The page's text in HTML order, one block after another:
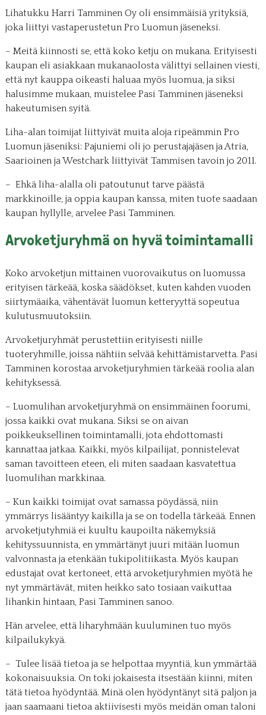
Lihatukku Harri Tamminen Oy oli ensimmäisiä yrityksiä,
joka liittyi vastaperustetun Pro Luomun jäseneksi.
– Meitä kiinnosti se, että koko ketju on mukana. Erityisesti
kaupan eli asiakkaan mukanaolosta välittyi sellainen viesti,
että nyt kauppa oikeasti haluaa myös luomua, ja siksi
halusimme mukaan, muistelee Pasi Tamminen jäseneksi
hakeutumisen syitä.
Liha-alan toimijat liittyivät muita aloja ripeämmin Pro
Luomun jäseniksi: Pajuniemi oli jo perustajajäsen ja Atria,
Saarioinen ja Westchark liittyivät Tammisen tavoin jo 2011.
– Ehkä liha-alalla oli patoutunut tarve päästä
markkinoille, ja oppia kaupan kanssa, miten tuote saadaan
kaupan hyllylle, arvelee Pasi Tamminen.
Arvoketjuryhmä on hyvä toimintamalli
Koko arvoketjun mittainen vuorovaikutus on luomussa
erityisen tärkeää, koska säädökset, kuten kahden vuoden
siirtymäaika, vähentävät luomun ketteryyttä sopeutua
kulutusmuutoksiin.
Arvoketjuryhmät perustettiin erityisesti niille
tuoteryhmille, joissa nähtiin selvää kehittämistarvetta. Pasi
Tamminen korostaa arvoketjuryhmien tärkeää roolia alan
kehityksessä.
– Luomulihan arvoketjuryhmä on ensimmäinen foorumi,
jossa kaikki ovat mukana. Siksi se on aivan
poikkeuksellinen toimintamalli, jota ehdottomasti
kannattaa jatkaa. Kaikki, myös kilpailijat, ponnistelevat
saman tavoitteen eteen, eli miten saadaan kasvatettua
luomulihan markkinaa.
– Kun kaikki toimijat ovat samassa pöydässä, niin
ymmärrys lisääntyy kaikilla ja se on todella tärkeää. Ennen
arvoketjutyhmiä ei kuultu kaupoilta näkemyksiä
kehityssuunnista, en ymmärtänyt juuri mitään luomun
valvonnasta ja etenkään tukipolitiikasta. Myös kaupan
edustajat ovat kertoneet, että arvoketjuryhmien myötä he
nyt ymmärtävät, miten heikko sato tosiaan vaikuttaa
lihankin hintaan, Pasi Tamminen sanoo.
Hän arvelee, että liharyhmään kuuluminen tuo myös
kilpailukykyä.
– Tulee lisää tietoa ja se helpottaa myyntiä, kun ymmärtää
kokonaisuuksia. On toki jokaisesta itsestään kiinni, miten
tätä tietoa hyödyntää. Minä olen hyödyntänyt sitä paljon ja
jaan saamaani tietoa aktiivisesti myös meidän oman taloni